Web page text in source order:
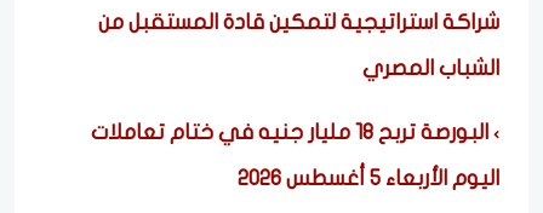
شراكة استراتيجية لتمكين قادة المستقبل من
الشباب المصري
البورصة تربح 18 مليار جنيه في ختام تعاملات
اليوم الأربعاء 5 أغسطس 2026